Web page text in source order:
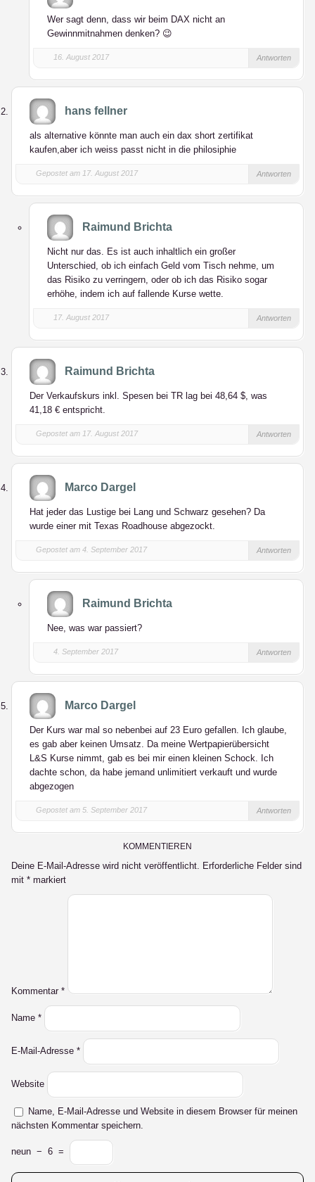
Wer sagt denn, dass wir beim DAX nicht an
Gewinnmitnahmen denken? 😉
16. August 2017 Antworten
hans fellner
als alternative könnte man auch ein dax short zertifikat
kaufen,aber ich weiss passt nicht in die philosiphie
Gepostet am 17. August 2017 Antworten
Raimund Brichta
Nicht nur das. Es ist auch inhaltlich ein großer
Unterschied, ob ich einfach Geld vom Tisch nehme, um
das Risiko zu verringern, oder ob ich das Risiko sogar
erhöhe, indem ich auf fallende Kurse wette.
17. August 2017 Antworten
Raimund Brichta
Der Verkaufskurs inkl. Spesen bei TR lag bei 48,64 $, was
41,18 € entspricht.
Gepostet am 17. August 2017 Antworten
Marco Dargel
Hat jeder das Lustige bei Lang und Schwarz gesehen? Da
wurde einer mit Texas Roadhouse abgezockt.
Gepostet am 4. September 2017 Antworten
Raimund Brichta
Nee, was war passiert?
4. September 2017 Antworten
Marco Dargel
Der Kurs war mal so nebenbei auf 23 Euro gefallen. Ich glaube,
es gab aber keinen Umsatz. Da meine Wertpapierübersicht
L&S Kurse nimmt, gab es bei mir einen kleinen Schock. Ich
dachte schon, da habe jemand unlimitiert verkauft und wurde
abgezogen
Gepostet am 5. September 2017 Antworten
KOMMENTIEREN
Deine E-Mail-Adresse wird nicht veröffentlicht. Erforderliche Felder sind
mit * markiert
Kommentar *
Name *
E-Mail-Adresse *
Website
Name, E-Mail-Adresse und Website in diesem Browser für meinen
nächsten Kommentar speichern.
neun − 6 =